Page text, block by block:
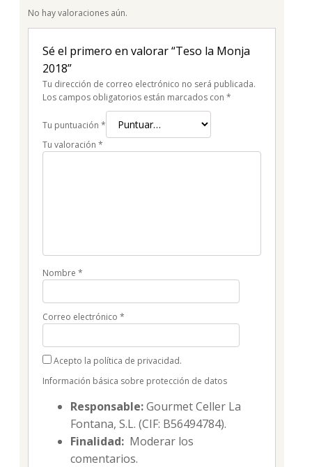
No hay valoraciones aún.
Sé el primero en valorar “Teso la Monja
2018”
Tu dirección de correo electrónico no será publicada.
Los campos obligatorios están marcados con *
Tu puntuación *
Tu valoración *
Nombre *
Correo electrónico *
Acepto la política de privacidad.
Información básica sobre protección de datos
Responsable:Gourmet Celler La
Fontana, S.L. (CIF: B56494784).
Finalidad: Moderar los
comentarios.